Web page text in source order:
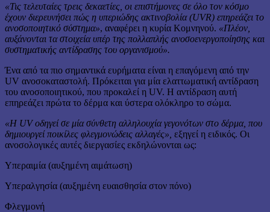
«Τις τελευταίες τρεις δεκαετίες, οι επιστήμονες σε όλο τον κόσμο
έχουν διερευνήσει πώς η υπεριώδης ακτινοβολία (UVR) επηρεάζει το
ανοσοποιητικό σύστημα», αναφέρει η κυρία Κομνηνού. «Πλέον,
αυξάνονται τα στοιχεία υπέρ της πολλαπλής ανοσοενεργοποίησης και
συστηματικής αντίδρασης του οργανισμού».
Ένα από τα πιο σημαντικά ευρήματα είναι η επαγόμενη από την
UV ανοσοκαταστολή. Πρόκειται για μία ελαττωματική αντίδραση
του ανοσοποιητικού, που προκαλεί η UV. Η αντίδραση αυτή
επηρεάζει πρώτα το δέρμα και ύστερα ολόκληρο το σώμα.
«Η UV οδηγεί σε μία σύνθετη αλληλουχία γεγονότων στο δέρμα, που
δημιουργεί ποικίλες φλεγμονώδεις αλλαγές», εξηγεί η ειδικός. Οι
ανοσολογικές αυτές διεργασίες εκδηλώνονται ως:
Υπεραιμία (αυξημένη αιμάτωση)
Υπεραλγησία (αυξημένη ευαισθησία στον πόνο)
Φλεγμονή